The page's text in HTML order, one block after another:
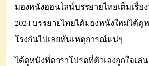
มองหนังออนไลน์บรรยายไทยเต็มเรื่อ
2024 บรรยายไทยได้มองหนังใหม่ได้
โรงกันไปเลยทันเหตุการณ์แน่ๆ
ได้ดูหนังที่ดาราโปรดที่ตัวเองถูกใจเล่